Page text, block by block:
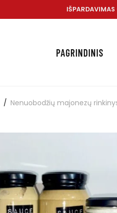
PAGRINDINIS
/ Nenuobodžių majonezų